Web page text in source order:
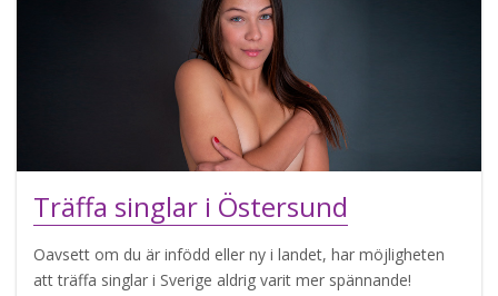
Träffa singlar i Östersund
Oavsett om du är infödd eller ny i landet, har möjligheten
att träffa singlar i Sverige aldrig varit mer spännande!